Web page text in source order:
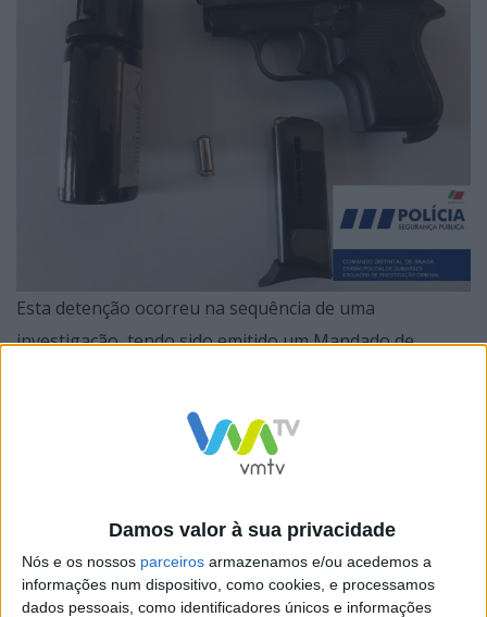
Damos valor à sua privacidade
Nós e os nossos parceiros armazenamos e/ou acedemos a
informações num dispositivo, como cookies, e processamos
dados pessoais, como identificadores únicos e informações
Esta detenção ocorreu na sequência de uma
investigação, tendo sido emitido um Mandado de
parte da autoridade judiciária.
O mesmo é suspeito de ameaçar a vítima, com recurso
a uma arma de fogo, impedindo-a de fazer a sua vida
normal, temendo a concretização das ameaças.